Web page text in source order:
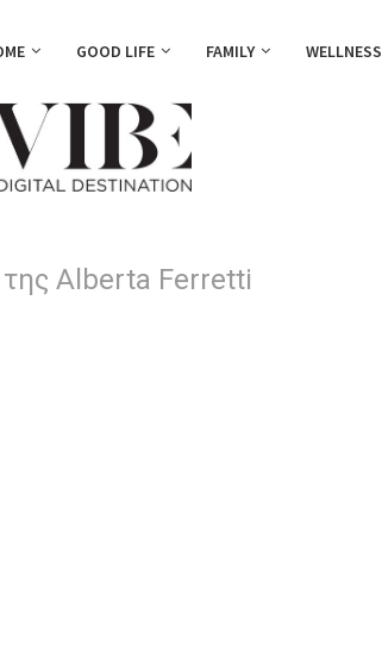
GOOD LIFE FAMILY WELLNESS
Alberta Ferretti